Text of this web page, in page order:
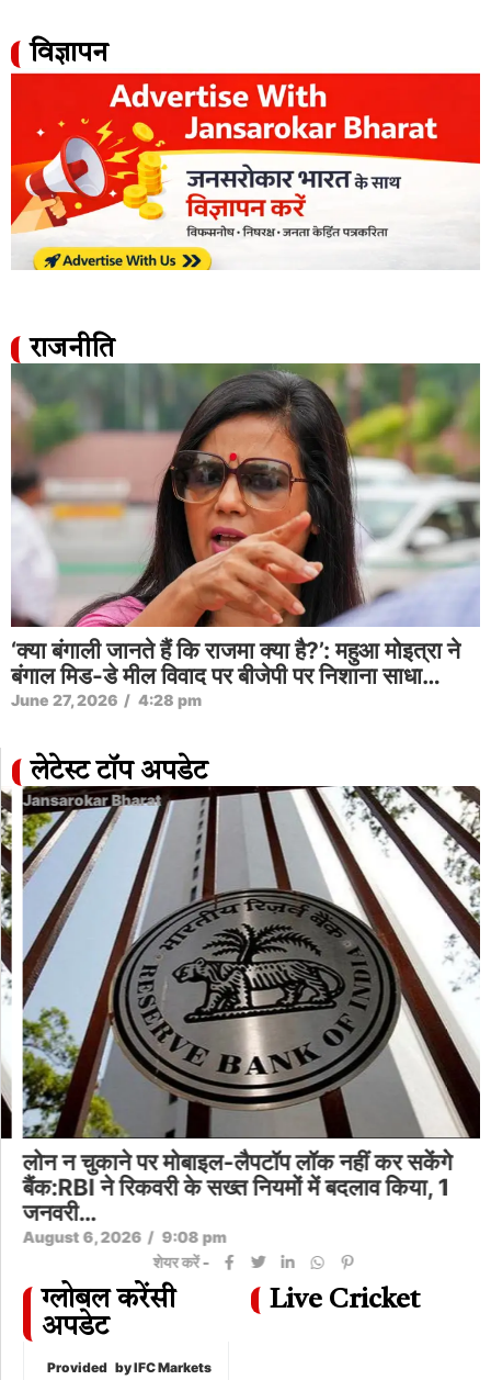
विज्ञापन
राजनीति
‘क्या बंगाली जानते हैं कि राजमा क्या है?’: महुआ मोइत्रा ने
बंगाल मिड-डे मील विवाद पर बीजेपी पर निशाना साधा…
June 27, 2026 / 4:28 pm
लेटेस्ट टॉप अपडेट
Jansarokar Bharat
लोन न चुकाने पर मोबाइल-लैपटॉप लॉक नहीं कर सकेंगे
बैंक:RBI ने रिकवरी के सख्त नियमों में बदलाव किया, 1
जनवरी…
August 6, 2026 / 9:08 pm
शेयर करें -
ग्लोबल करेंसी
अपडेट
Provided by IFC Markets
Live Cricket